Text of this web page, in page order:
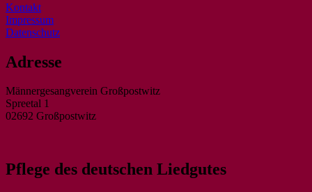
Kontakt
Impressum
Datenschutz
Adresse
Männergesangverein Großpostwitz
Spreetal 1
02692 Großpostwitz
Pflege des deutschen Liedgutes